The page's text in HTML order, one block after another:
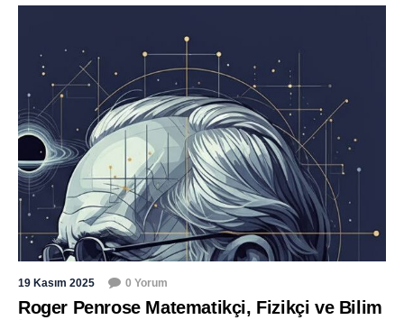
19 Kasım 2025 0 Yorum
Roger Penrose Matematikçi, Fizikçi ve Bilim